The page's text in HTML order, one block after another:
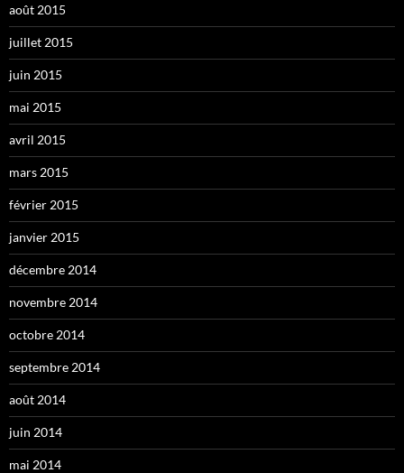
août 2015
juillet 2015
juin 2015
mai 2015
avril 2015
mars 2015
février 2015
janvier 2015
décembre 2014
novembre 2014
octobre 2014
septembre 2014
août 2014
juin 2014
mai 2014